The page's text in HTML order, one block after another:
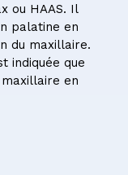
ou HAAS. Il
palatine en
du maxillaire.
indiquée que
en